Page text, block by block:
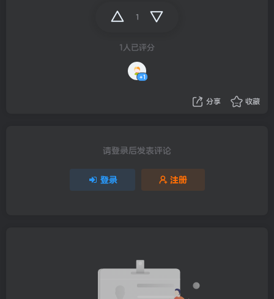
1
1人已评分
+1
分享 收藏
请登录后发表评论
登录 注册